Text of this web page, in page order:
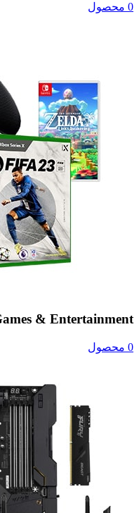
0 محصول
& Entertainment
0 محصول